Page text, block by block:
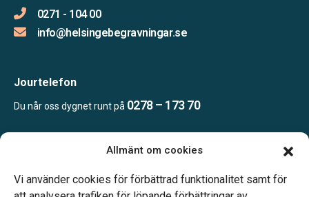
Allmänt om cookies
Vi använder cookies för förbättrad funktionalitet samt för
0271 - 104 00
info@helsingebegravningar.se
Jourtelefon
Du når oss dygnet runt på 0278 – 173 70
Kontoret bemannas enligt telefonöverenskommelse